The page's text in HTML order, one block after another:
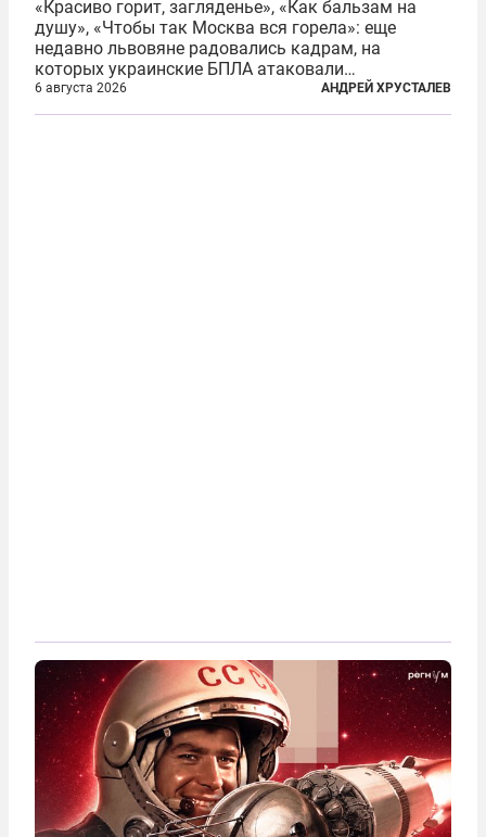
«Красиво горит, загляденье», «Как бальзам на
душу», «Чтобы так Москва вся горела»: еще
недавно львовяне радовались кадрам, на
которых украинские БПЛА атаковали
нефтеперерабатывающие предприятия России. В
скором времени оказалось, что в «эту игру можно
6 августа 2026 АНДРЕЙ ХРУСТАЛЕВ